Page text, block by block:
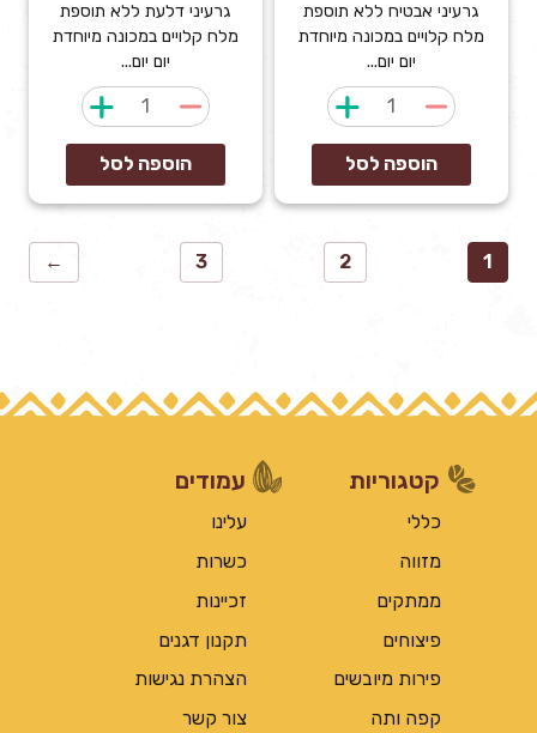
גרעיני אבטיח ללא תוספת
מלח קלויים במכונה מיוחדת
יום יום...
כמות
של
גרעיני
אבטיח
קלויים
הוספה לסל
גרעיני דלעת ללא תוספת
מלח קלויים במכונה מיוחדת
יום יום...
כמות
של
גרעיני
דלעת
קלויים
הוספה לסל
1
2
3
←
קטגוריות
כללי
מזווה
ממתקים
פיצוחים
פירות מיובשים
קפה ותה
עמודים
עלינו
כשרות
זכיינות
תקנון דגנים
הצהרת נגישות
צור קשר